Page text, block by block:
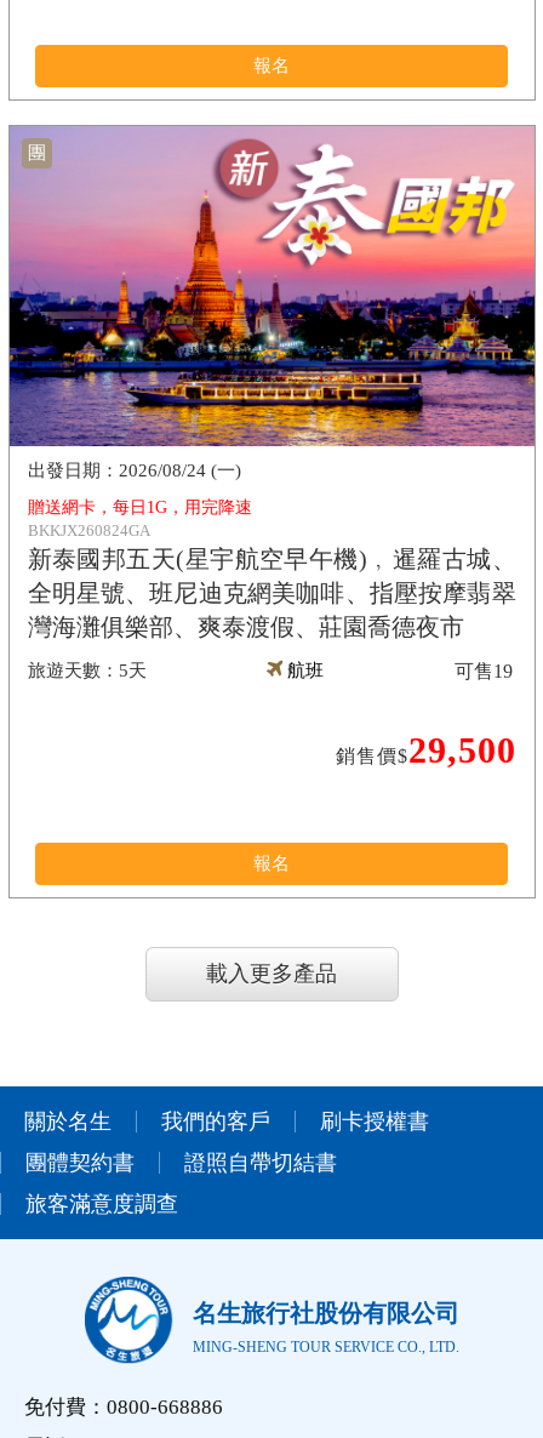
報名
團
贈送網卡，每日1G，用完降速
BKKJX260824GA
新泰國邦五天(星宇航空早午機)﹐暹羅古城、
全明星號、班尼迪克網美咖啡、指壓按摩翡翠
灣海灘俱樂部、爽泰渡假、莊園喬德夜市
5天
2026/08/24 (一)
航班
銷售價$29,500
可售19
報名
載入更多產品
關於名生 我們的客戶
刷卡授權書
團體契約書
證照自帶切結書
旅客滿意度調查
名生旅行社股份有限公司
MING-SHENG TOUR SERVICE CO., LTD.
免付費：0800-668886